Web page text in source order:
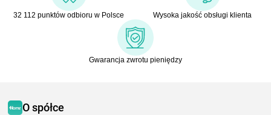
32 112 punktów odbioru w Polsce Wysoka jakość obsługi klienta
Gwarancja zwrotu pieniędzy
O spółce